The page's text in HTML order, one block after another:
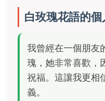
白玫瑰花語的
我曾經在一個朋友
瑰，她非常喜歡，
祝福。這讓我更相
義。